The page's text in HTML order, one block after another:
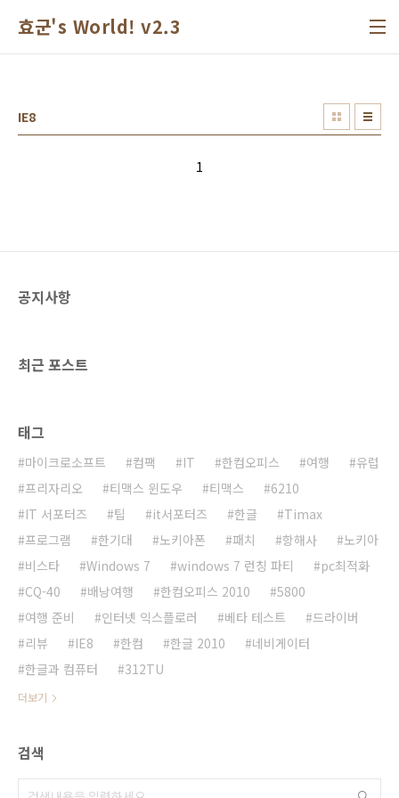
효군's World! v2.3
IE8
1
공지사항
최근 포스트
태그
마이크로소프트 컴팩 IT 한컴오피스 여행
유럽
프리자리오
티맥스 윈도우 티맥스
6210
IT 서포터즈
팁 it서포터즈 한글
Timax
프로그램
한기대 노키아폰 패치 항해사
노키아
비스타
Windows 7 windows 7 런칭 파티
pc최적화
CQ-40
배낭여행 한컴오피스 2010
5800
여행 준비
인터넷 익스플로러 베타 테스트
드라이버
리뷰
IE8 한컴 한글 2010
네비게이터
한글과 컴퓨터
312TU
더보기
검색